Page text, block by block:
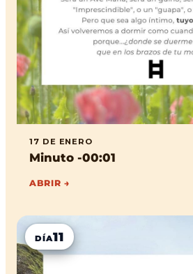
17 DE ENERO
Minuto -00:01
ABRIR →
DÍA11